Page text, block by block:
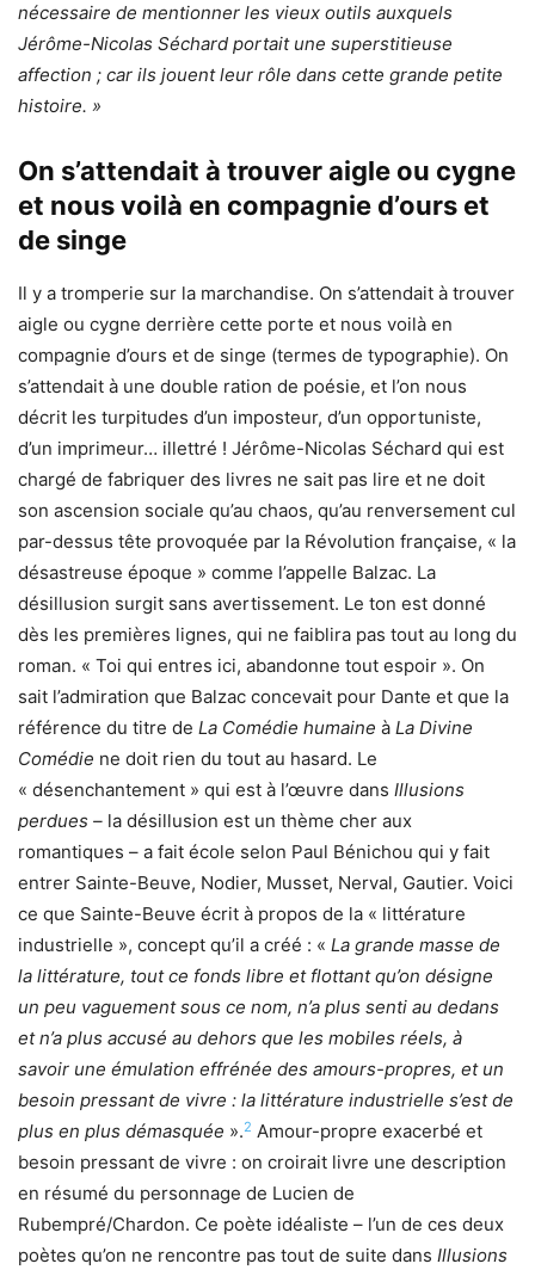
nécessaire de mentionner les vieux outils auxquels
Jérôme-Nicolas Séchard portait une superstitieuse
affection ; car ils jouent leur rôle dans cette grande petite
histoire. »
On s’attendait à trouver aigle ou cygne
et nous voilà en compagnie d’ours et
de singe
Il y a tromperie sur la marchandise. On s’attendait à trouver
aigle ou cygne derrière cette porte et nous voilà en
compagnie d’ours et de singe (termes de typographie). On
s’attendait à une double ration de poésie, et l’on nous
décrit les turpitudes d’un imposteur, d’un opportuniste,
d’un imprimeur… illettré ! Jérôme-Nicolas Séchard qui est
chargé de fabriquer des livres ne sait pas lire et ne doit
son ascension sociale qu’au chaos, qu’au renversement cul
par-dessus tête provoquée par la Révolution française, « la
désastreuse époque » comme l’appelle Balzac. La
désillusion surgit sans avertissement. Le ton est donné
dès les premières lignes, qui ne faiblira pas tout au long du
roman. « Toi qui entres ici, abandonne tout espoir ». On
sait l’admiration que Balzac concevait pour Dante et que la
référence du titre de La Comédie humaine à La Divine
Comédie ne doit rien du tout au hasard. Le
« désenchantement » qui est à l’œuvre dans Illusions
perdues – la désillusion est un thème cher aux
romantiques – a fait école selon Paul Bénichou qui y fait
entrer Sainte-Beuve, Nodier, Musset, Nerval, Gautier. Voici
ce que Sainte-Beuve écrit à propos de la « littérature
industrielle », concept qu’il a créé : « La grande masse de
la littérature, tout ce fonds libre et flottant qu’on désigne
un peu vaguement sous ce nom, n’a plus senti au dedans
et n’a plus accusé au dehors que les mobiles réels, à
savoir une émulation effrénée des amours-propres, et un
besoin pressant de vivre : la littérature industrielle s’est de
plus en plus démasquée ».2 Amour-propre exacerbé et
besoin pressant de vivre : on croirait livre une description
en résumé du personnage de Lucien de
Rubempré/Chardon. Ce poète idéaliste – l’un de ces deux
poètes qu’on ne rencontre pas tout de suite dans Illusions